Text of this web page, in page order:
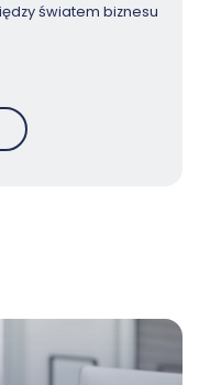
światem biznesu